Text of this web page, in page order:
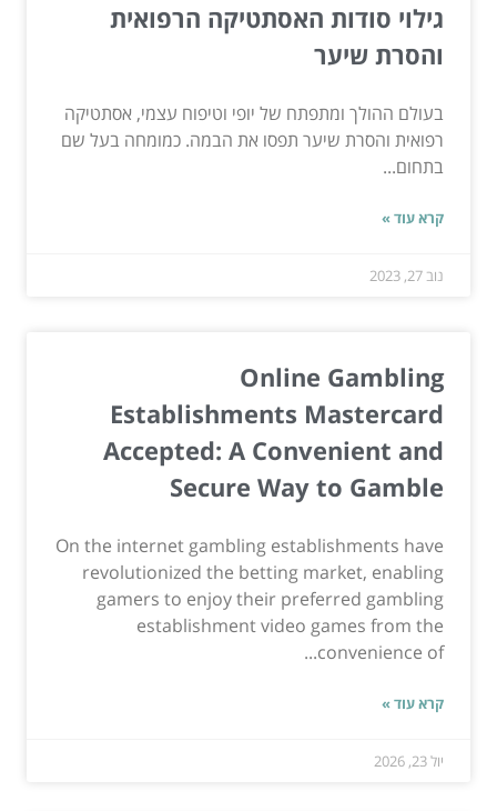
גילוי סודות האסתטיקה הרפואית
והסרת שיער
בעולם ההולך ומתפתח של יופי וטיפוח עצמי, אסתטיקה
רפואית והסרת שיער תפסו את הבמה. כמומחה בעל שם
בתחום...
קרא עוד »
נוב 27, 2023
Online Gambling
Establishments Mastercard
Accepted: A Convenient and
Secure Way to Gamble
On the internet gambling establishments have
revolutionized the betting market, enabling
gamers to enjoy their preferred gambling
establishment video games from the
convenience of...
קרא עוד »
יול 23, 2026